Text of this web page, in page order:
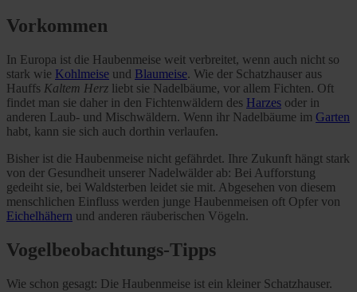
Vorkommen
In Europa ist die Haubenmeise weit verbreitet, wenn auch nicht so
stark wie Kohlmeise und Blaumeise. Wie der Schatzhauser aus
Hauffs Kaltem Herz liebt sie Nadelbäume, vor allem Fichten. Oft
findet man sie daher in den Fichtenwäldern des Harzes oder in
anderen Laub- und Mischwäldern. Wenn ihr Nadelbäume im Garten
habt, kann sie sich auch dorthin verlaufen.
Bisher ist die Haubenmeise nicht gefährdet. Ihre Zukunft hängt stark
von der Gesundheit unserer Nadelwälder ab: Bei Aufforstung
gedeiht sie, bei Waldsterben leidet sie mit. Abgesehen von diesem
menschlichen Einfluss werden junge Haubenmeisen oft Opfer von
Eichelhähern und anderen räuberischen Vögeln.
Vogelbeobachtungs-Tipps
Wie schon gesagt: Die Haubenmeise ist ein kleiner Schatzhauser.